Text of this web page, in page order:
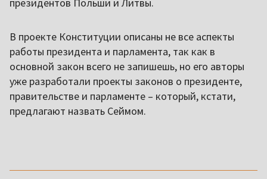
В проекте Конституции описаны не все аспекты
работы президента и парламента, так как в
основной закон всего не запишешь, но его авторы
уже разработали проекты законов о президенте,
правительстве и парламенте – который, кстати,
предлагают назвать Сеймом.